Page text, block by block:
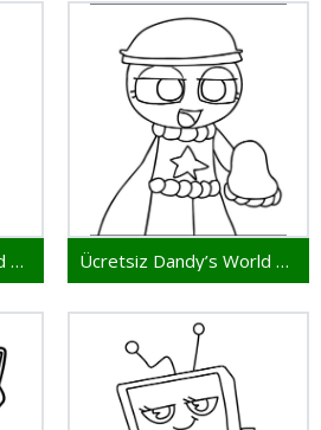
Ücretsiz Dandy’s World Yazdır Ücretsiz Dandy’s World Çizimi